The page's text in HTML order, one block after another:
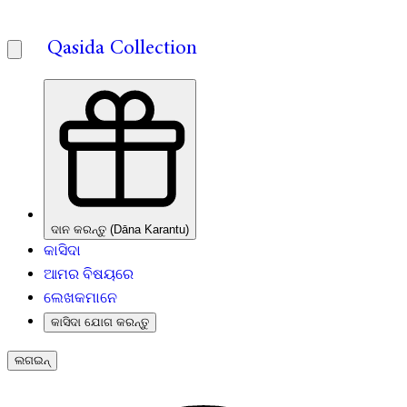
Qasida Collection
ଦାନ କରନ୍ତୁ (Dāna Karantu)
କାସିଦା
ଆମର ବିଷୟରେ
ଲେଖକମାନେ
କାସିଦା ଯୋଗ କରନ୍ତୁ
ଲଗଇନ୍